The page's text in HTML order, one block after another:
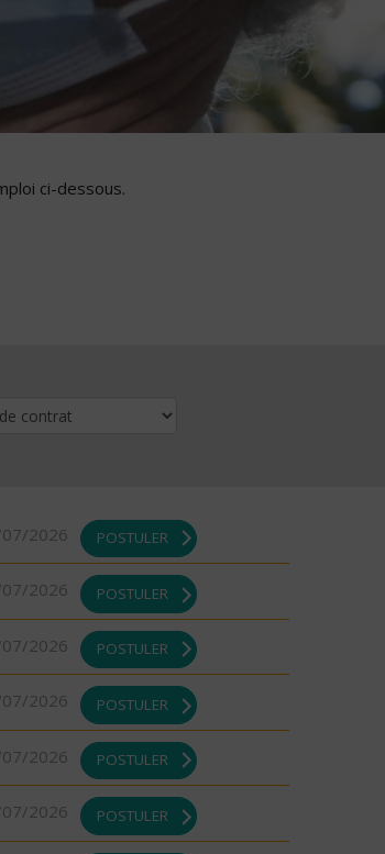
ci-dessous.
2026 POSTULER
2026 POSTULER
2026 POSTULER
2026 POSTULER
2026 POSTULER
2026 POSTULER